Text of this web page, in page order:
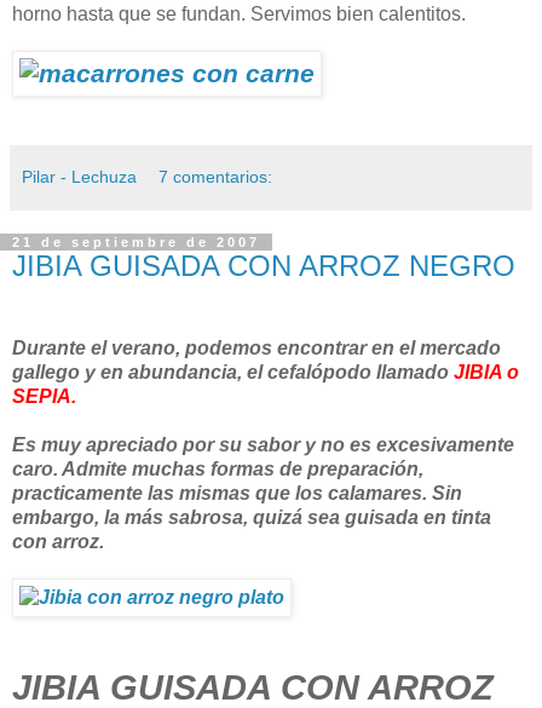
horno hasta que se fundan. Servimos bien calentitos.
Pilar - Lechuza 7 comentarios:
21 de septiembre de 2007
JIBIA GUISADA CON ARROZ NEGRO
Durante el verano, podemos encontrar en el mercado
gallego y en abundancia, el cefalópodo llamado JIBIA o
SEPIA.
Es muy apreciado por su sabor y no es excesivamente
caro. Admite muchas formas de preparación,
practicamente las mismas que los calamares. Sin
embargo, la más sabrosa, quizá sea guisada en tinta
con arroz.
JIBIA GUISADA CON ARROZ